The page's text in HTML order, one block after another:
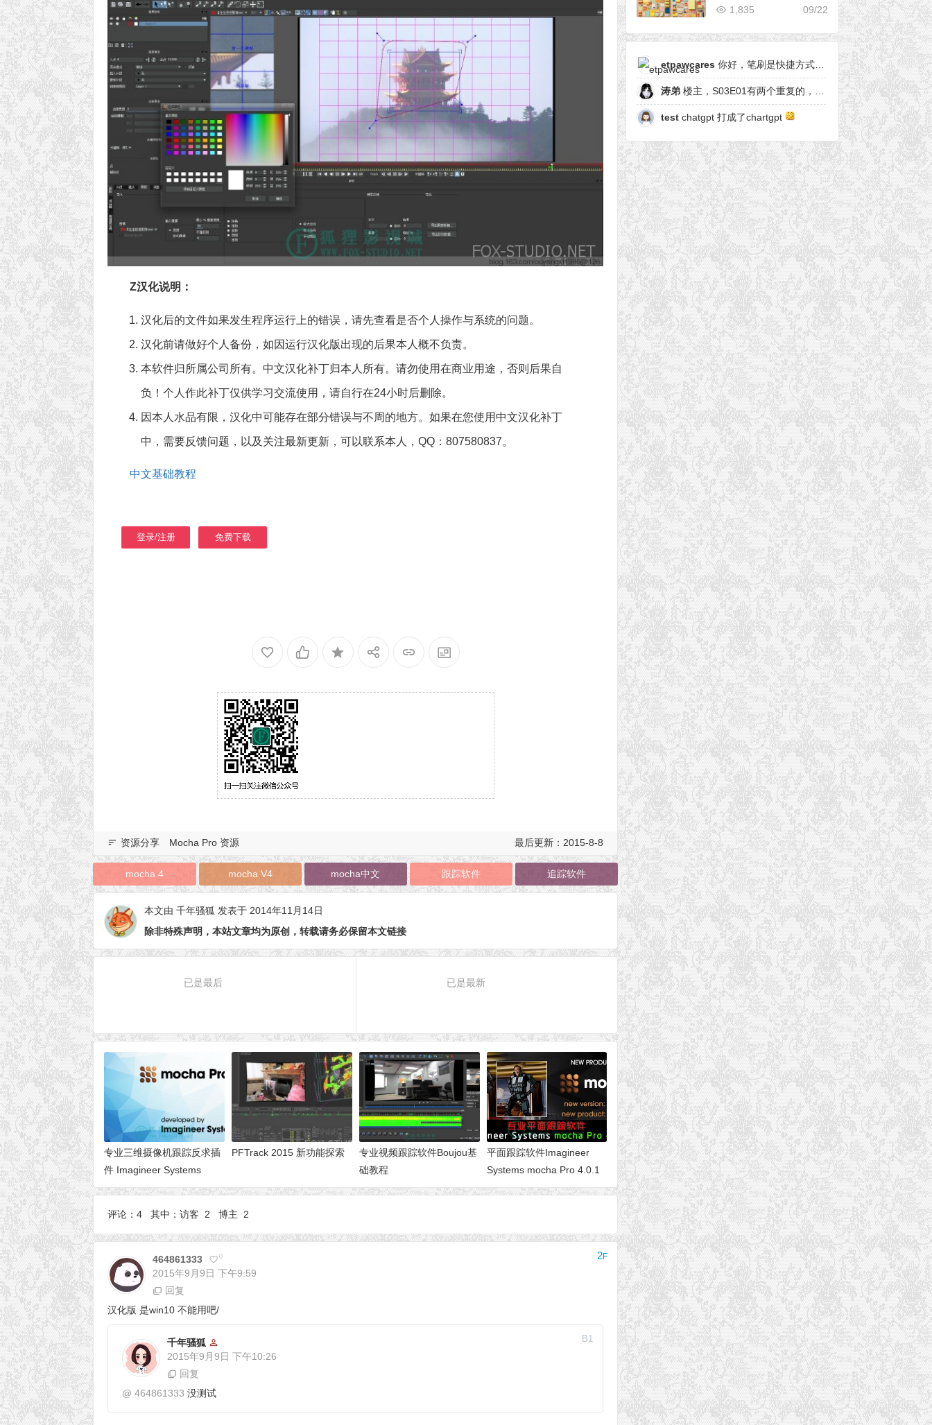
Z汉化说明：
汉化后的文件如果发生程序运行上的错误，请先查看是否个人操作与系统的问题。
汉化前请做好个人备份，如因运行汉化版出现的后果本人概不负责。
本软件归所属公司所有。中文汉化补丁归本人所有。请勿使用在商业用途，否则后果自
负！个人作此补丁仅供学习交流使用，请自行在24小时后删除。
因本人水品有限，汉化中可能存在部分错误与不周的地方。如果在您使用中文汉化补丁
中，需要反馈问题，以及关注最新更新，可以联系本人，QQ：807580837。
中文基础教程
登录/注册 免费下载
资源分享 Mocha Pro 资源 最后更新：2015-8-8
mocha 4 mocha V4 mocha中文 跟踪软件 追踪软件
本文由千年骚狐 发表于 2014年11月14日
除非特殊声明，本站文章均为原创，转载请务必保留本文链接
已是最后 已是最新
专业三维摄像机跟踪反求插
件 Imagineer Systems
Mocha Pro 5
PFTrack 2015 新功能探索
专业视频跟踪软件Boujou基
础教程
平面跟踪软件Imagineer
Systems mocha Pro 4.0.1
Build 9018 (x64)
评论：4 其中：访客 2 博主 2
464861333 0
2015年9月9日下午9:59
2F
回复
汉化版 是win10 不能用吧/
千年骚狐
2015年9月9日下午10:26
B1
回复
@464861333 没测试
mpt
09/22
1,835
etpawcares 你好，笔刷是快捷方式，有原笔刷么
涛弟 楼主，S03E01有两个重复的，另一个是粒子形态
test chatgpt 打成了chartgpt